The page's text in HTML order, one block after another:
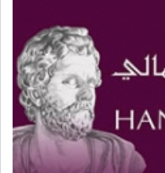
ECONOMIE
ACTUALITÉS
ÉCONOMIQUES